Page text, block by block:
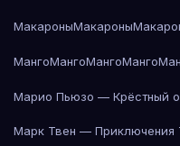
МакароныМакароны
МангоМангоМангоМанго
Марио Пьюзо — Крёстный
Марк Твен — Приключения